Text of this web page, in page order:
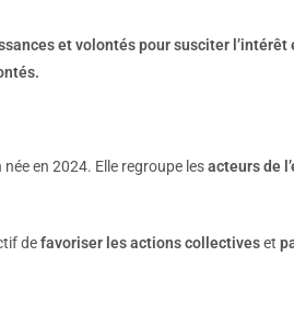
et volontés pour susciter
en 2024. Elle regroupe lesacteurs de
defavoriser les actions collectiveset